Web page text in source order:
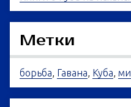
Метки
борьба, Гавана, Куба,